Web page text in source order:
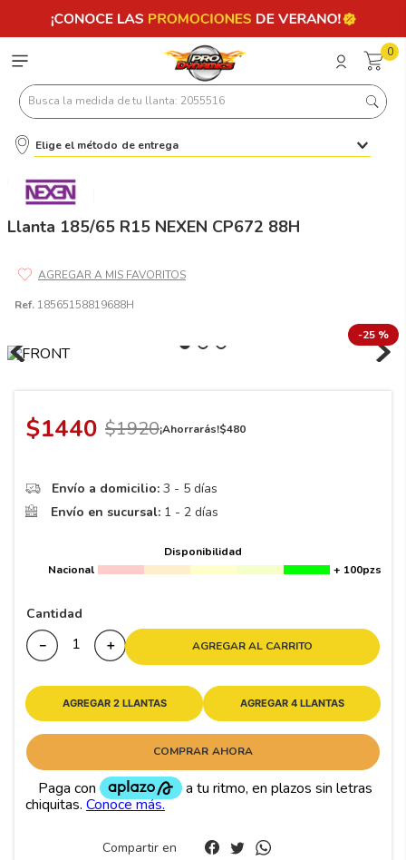
0
Busca la medida de tu llanta: 2055516
Elige el método de entrega
Llanta 185/65 R15 NEXEN CP672 88H
Ref. 18565158819688H
-25 %
$1440 $1920¡Ahorrarás!$480
Envío a domicilio: 3 - 5 días
Envío en sucursal: 1 - 2 días
Disponibilidad
Nacional
+ 100pzs
Cantidad
＋
－ AGREGAR AL CARRITO
AGREGAR 2 LLANTAS AGREGAR 4 LLANTAS
COMPRAR AHORA
Compartir en
Términos más buscados
6 205
195